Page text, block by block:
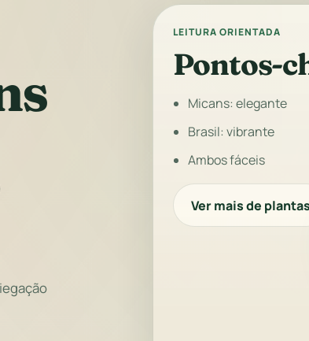
LEITURA ORIENTADA
Pontos-
Micans: elegante
Brasil: vibrante
Ambos fáceis
Ver mais de plantas